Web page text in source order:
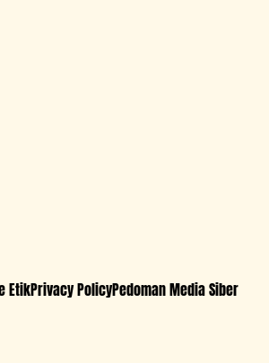
EtikPrivacy PolicyPedoman Media Siber